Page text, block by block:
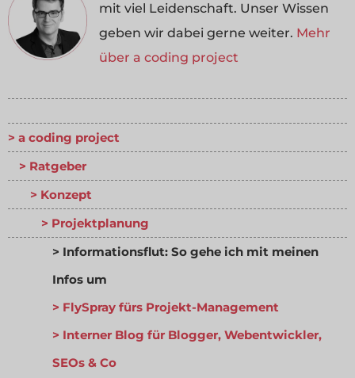
mit viel Leidenschaft. Unser Wissen
geben wir dabei gerne weiter. Mehr
über a coding project
a coding project
Ratgeber
Konzept
Projektplanung
Informationsflut: So gehe ich mit meinen
Infos um
FlySpray fürs Projekt-Management
Interner Blog für Blogger, Webentwickler,
SEOs & Co